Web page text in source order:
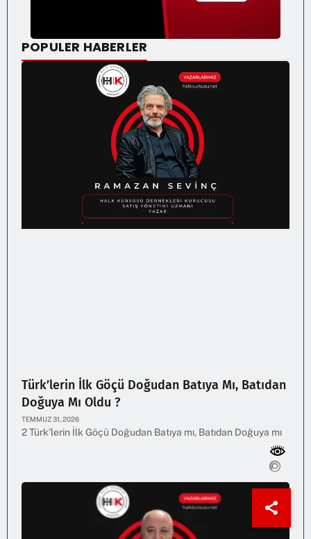
POPULER HABERLER
Türk’lerin İlk Göçü Doğudan Batıya Mı, Batıdan
Doğuya Mı Oldu ?
TEMMUZ 31, 2026
2 Türk’lerin İlk Göçü Doğudan Batıya mı, Batıdan Doğuya mı